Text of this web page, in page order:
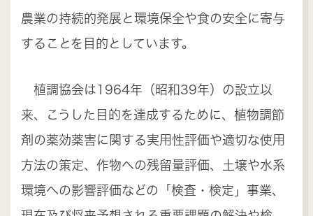
農業の持続的発展と環境保全や食の安全に寄与
することを目的としています。
植調協会は1964年（昭和39年）の設立以
来、こうした目的を達成するために、植物調節
剤の薬効薬害に関する実用性評価や適切な使用
方法の策定、作物への残留量評価、土壌や水系
環境への影響評価などの「検査・検定」事業、